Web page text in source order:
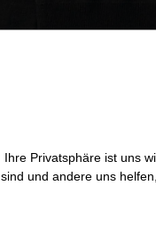
Ihre Privatsphäre ist uns
sind und andere uns